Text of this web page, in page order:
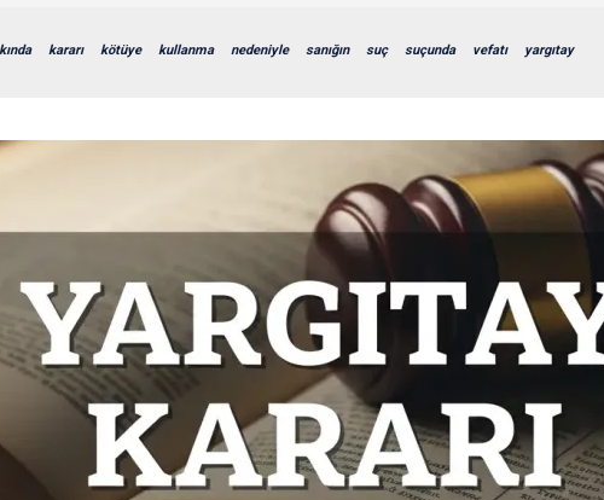
kararı kötüye kullanma nedeniyle sanığın suç suçunda vefatı yargıtay